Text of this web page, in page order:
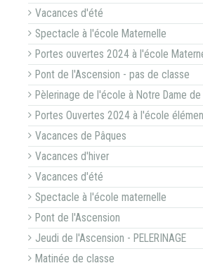
Vacances d'été
Spectacle à l'école Maternelle
Portes ouvertes 2024 à l'école
Pont de l'Ascension - pas de classe
Pèlerinage de l'école à Notre Dame de
Portes Ouvertes 2024 à l'école
Vacances de Pâques
Vacances d'hiver
Vacances d'été
Spectacle à l'école maternelle
Pont de l'Ascension
Jeudi de l'Ascension - PELERINAGE
Matinée de classe